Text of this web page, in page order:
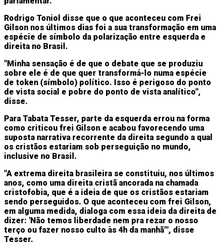
Rodrigo Toniol disse que o que aconteceu com Frei
Gilson nos últimos dias foi a sua transformação em uma
espécie de símbolo da polarização entre esquerda e
direita no Brasil.
"Minha sensação é de que o debate que se produziu
sobre ele é de que quer transformá-lo numa espécie
de token (símbolo) político. Isso é perigoso do ponto
de vista social e pobre do ponto de vista analítico",
disse.
Para Tabata Tesser, parte da esquerda errou na forma
como criticou frei Gilson e acabou favorecendo uma
suposta narrativa recorrente da direita segundo a qual
os cristãos estariam sob perseguição no mundo,
inclusive no Brasil.
"A extrema direita brasileira se constituiu, nos últimos
anos, como uma direita cristã ancorada na chamada
cristofobia, que é a ideia de que os cristãos estariam
sendo perseguidos. O que aconteceu com frei Gilson,
em alguma medida, dialoga com essa ideia da direita de
dizer: 'Não temos liberdade nem pra rezar o nosso
terço ou fazer nosso culto às 4h da manhã'", disse
Tesser.